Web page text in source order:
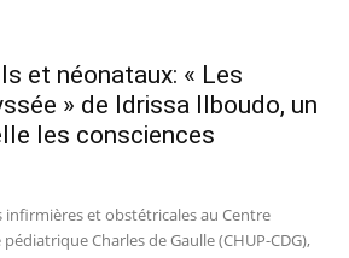
et néonataux: « Les
» de Idrissa Ilboudo, un
les consciences
infirmières et obstétricales au Centre
Charles de Gaulle (CHUP-CDG),